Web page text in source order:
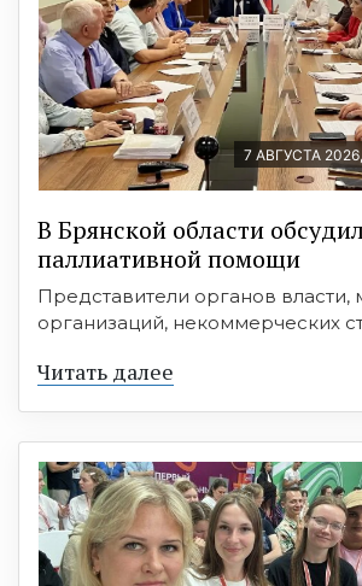
7 АВГУСТА
В Брянской области
паллиативной помощи
Представители органов власти,
организаций, некоммерческих
Читать далее